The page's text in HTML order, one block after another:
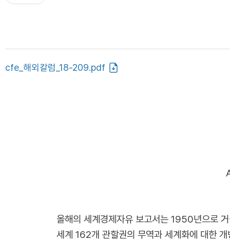
cfe_해외칼럼_18-209.pdf
올해의 세계경제자유 보고서는 1950년으로
세계 162개 관할권의 무역과 세계화에 대한